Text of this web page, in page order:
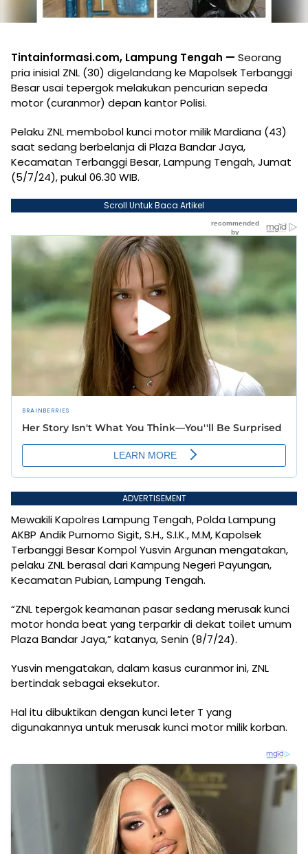
Tintainformasi.com, Lampung Tengah — Seorang
pria inisial ZNL (30) digelandang ke Mapolsek Terbanggi
Besar usai tepergok melakukan pencurian sepeda
motor (curanmor) depan kantor Polisi.
Pelaku ZNL membobol kunci motor milik Mardiana (43)
saat sedang berbelanja di Plaza Bandar Jaya,
Kecamatan Terbanggi Besar, Lampung Tengah, Jumat
(5/7/24), pukul 06.30 WIB.
Scroll Untuk Baca Artikel
ADVERTISEMENT
Mewakili Kapolres Lampung Tengah, Polda Lampung
AKBP Andik Purnomo Sigit, S.H., S.I.K., M.M, Kapolsek
Terbanggi Besar Kompol Yusvin Argunan mengatakan,
pelaku ZNL berasal dari Kampung Negeri Payungan,
Kecamatan Pubian, Lampung Tengah.
“ZNL tepergok keamanan pasar sedang merusak kunci
motor honda beat yang terparkir di dekat toilet umum
Plaza Bandar Jaya,” katanya, Senin (8/7/24).
Yusvin mengatakan, dalam kasus curanmor ini, ZNL
bertindak sebagai eksekutor.
Hal itu dibuktikan dengan kunci leter T yang
digunakannya untuk merusak kunci motor milik korban.